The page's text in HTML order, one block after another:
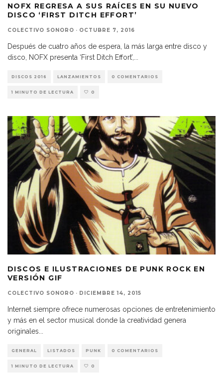
NOFX REGRESA A SUS RAÍCES EN SU NUEVO
DISCO ‘FIRST DITCH EFFORT’
COLECTIVO SONORO · OCTUBRE 7, 2016
Después de cuatro años de espera, la más larga entre disco y
disco, NOFX presenta ‘First Ditch Effort’,
DISCOS 2016 LANZAMIENTOS 0 COMENTARIOS
1 MINUTO DE LECTURA 0
DISCOS E ILUSTRACIONES DE PUNK ROCK EN
VERSIÓN GIF
COLECTIVO SONORO · DICIEMBRE 14, 2015
Internet siempre ofrece numerosas opciones de entretenimiento
y más en el sector musical donde la creatividad genera
originales...
GENERAL LISTADOS PUNK 0 COMENTARIOS
1 MINUTO DE LECTURA 0